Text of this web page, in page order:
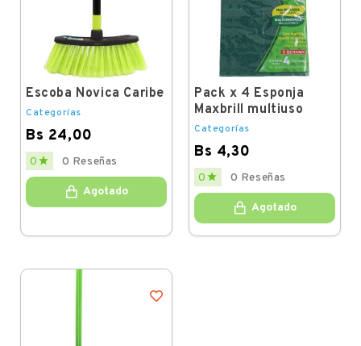
Escoba Novica Caribe
Categorías
Bs 24,00
Price
0  0 Reseñas
Agotado
Pack x 4 Esponja
Maxbrill multiuso
Categorías
Bs 4,30
Price
0  0 Reseñas
Agotado